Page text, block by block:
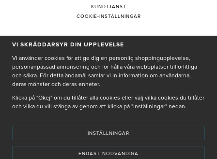
KUNDTJÄNST
COOKIE-INSTÄLLNINGAR
PRENUMERERA PÅ NYHETSBREV
Genom att ge min e-post, accepterar jag Seth och Sally integritetspolicy
De uppgifter du matar in kommer endast användas till våra nyhetsbrev.
VI SKRÄDDARSYR DIN UPPLEVELSE
Vi använder cookies för att ge dig en personlig shoppingupplevelse,
personanpassad annonsering och för hålla våra webbplatser tillförlitliga
och säkra. För detta ändamål samlar vi in information om användarna,
deras mönster och deras enheter.
Klicka på "Okej" om du tillåter alla cookies eller välj vilka cookies du tillåter
och vilka du vill stänga av genom att klicka på "Inställningar" nedan.
INSTÄLLNINGAR
ENDAST NÖDVÄNDIGA